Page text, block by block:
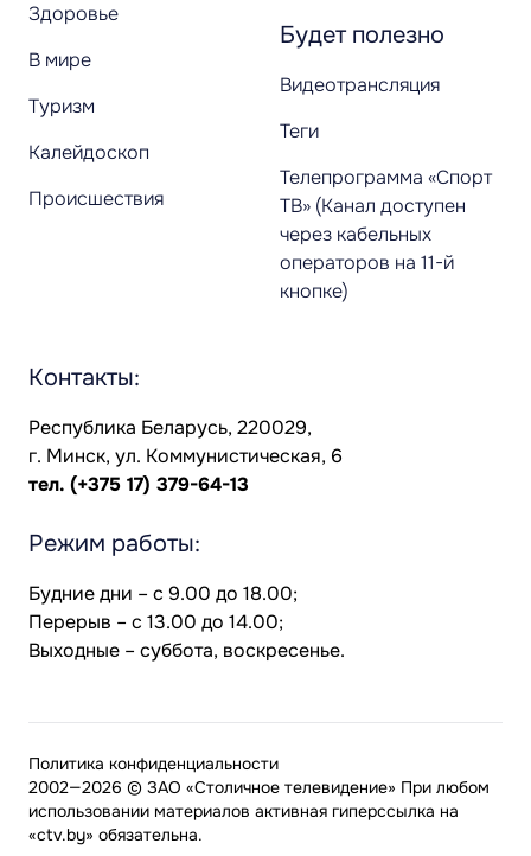
Здоровье
В мире
Туризм
Калейдоскоп
Происшествия
Будет полезно
Видеотрансляция
Теги
Телепрограмма «Спорт
ТВ» (Канал доступен
через кабельных
операторов на 11-й
кнопке)
Контакты:
Республика Беларусь, 220029,
г. Минск, ул. Коммунистическая, 6
тел. (+375 17) 379-64-13
Режим работы:
Будние дни – с 9.00 до 18.00;
Перерыв – с 13.00 до 14.00;
Выходные – суббота, воскресенье.
2002—2026 © ЗАО «Столичное телевидение» При любом
использовании материалов активная гиперссылка на
«ctv.by» обязательна.
Политика конфиденциальности